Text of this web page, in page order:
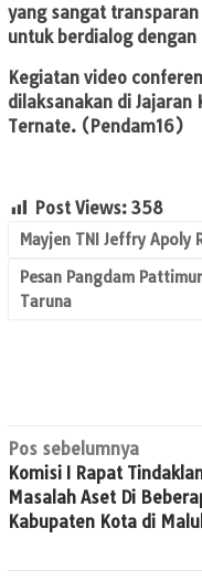
yang sangat
untuk berdialog
Kegiatan video
dilaksanakan di
Ternate. (Pendam16)
Post Views: 358
Mayjen TNI Jeffry Apoly
Pesan Pangdam
Taruna
Navigasi
pos
Pos sebelumnya
Komisi I Rapat
Masalah Aset Di
Kabupaten Kota di